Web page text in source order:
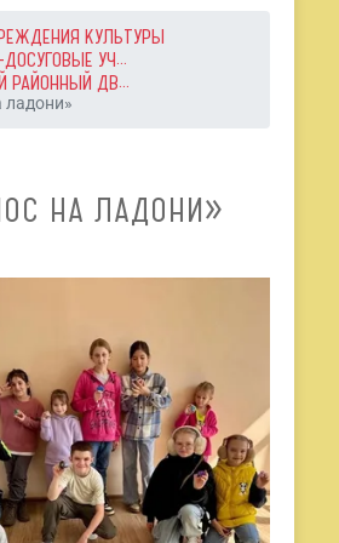
КУЛЬТУРЫ
УЧ...
РАЙОННЫЙ ДВ...
ладони»
НА ЛАДОНИ»